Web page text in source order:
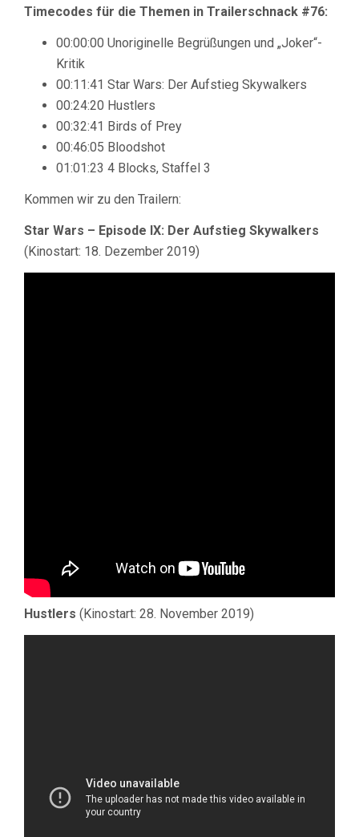
Timecodes für die Themen in Trailerschnack #76:
00:00:00 Unoriginelle Begrüßungen und „Joker“-
Kritik
00:11:41 Star Wars: Der Aufstieg Skywalkers
00:24:20 Hustlers
00:32:41 Birds of Prey
00:46:05 Bloodshot
01:01:23 4 Blocks, Staffel 3
Kommen wir zu den Trailern:
Star Wars – Episode IX: Der Aufstieg Skywalkers
(Kinostart: 18. Dezember 2019)
Hustlers (Kinostart: 28. November 2019)